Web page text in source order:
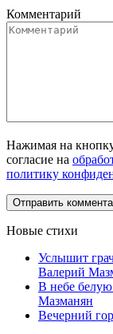
Комментарий
Нажимая на
согласие на
политику
Новые стихи
Услышит
Валерий
В небе
Мазманян
Вечерний